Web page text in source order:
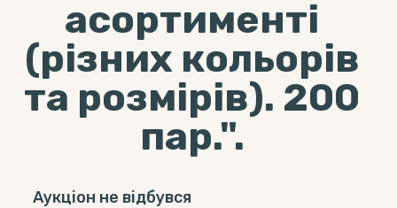
асортименті
(різних кольорів
та розмірів). 200
пар.".
Аукціон не відбувся